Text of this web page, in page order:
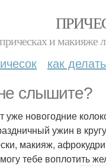
и макияже
как
слышите?
уже новогодние
ужин в
макияж,
тебе воплотить